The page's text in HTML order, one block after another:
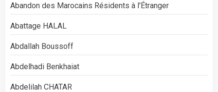
Abandon des Marocains Résidents à l'Étranger
Abattage HALAL
Abdallah Boussoff
Abdelhadi Benkhaiat
Abdelilah CHATAR